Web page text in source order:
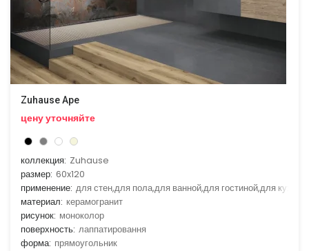
Zuhause Ape
цену уточняйте
коллекция: Zuhause
размер: 60x120
применение: для стен,для пола,для ванной,для гостиной,для кухни
материал: керамогранит
рисунок: моноколор
поверхность: лаппатировання
форма: прямоугольник